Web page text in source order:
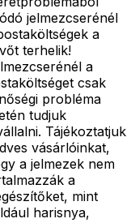
jelmezcserénél
a
terhelik!
a
csak
probléma
tudjuk
Tájékoztatjuk
vásárlóinkat,
a jelmezek nem
a
mint
harisnya,